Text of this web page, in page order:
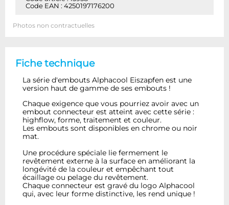
Code EAN : 4250197176200
Photos non contractuelles
Fiche technique
La série d'embouts Alphacool Eiszapfen est une
version haut de gamme de ses embouts !
Chaque exigence que vous pourriez avoir avec un
embout connecteur est atteint avec cette série :
highflow, forme, traitement et couleur.
Les embouts sont disponibles en chrome ou noir
mat.
Une procédure spéciale lie fermement le
revêtement externe à la surface en améliorant la
longévité de la couleur et empêchant tout
écaillage ou pelage du revêtement.
Chaque connecteur est gravé du logo Alphacool
qui, avec leur forme distinctive, les rend unique !